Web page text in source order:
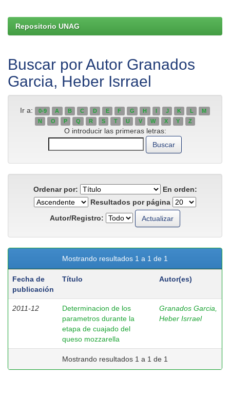
Repositorio UNAG
Buscar por Autor Granados
Garcia, Heber Isrrael
Ir a: 0-9 A B C D E F G H I J K L
M
N
O P Q R S T U V W X Y Z
O introducir las primeras letras:
Ordenar por:
En orden:
Resultados por página
Autor/Registro:
Mostrando resultados 1 a 1 de 1
Fecha de
publicación
Título Autor(es)
2011-12
Determinacion de los
parametros durante la
etapa de cuajado del
queso mozzarella
Granados Garcia,
Heber Isrrael
Mostrando resultados 1 a 1 de 1